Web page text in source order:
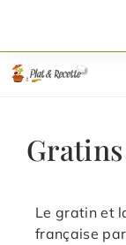
contenu
Le gratin et
française